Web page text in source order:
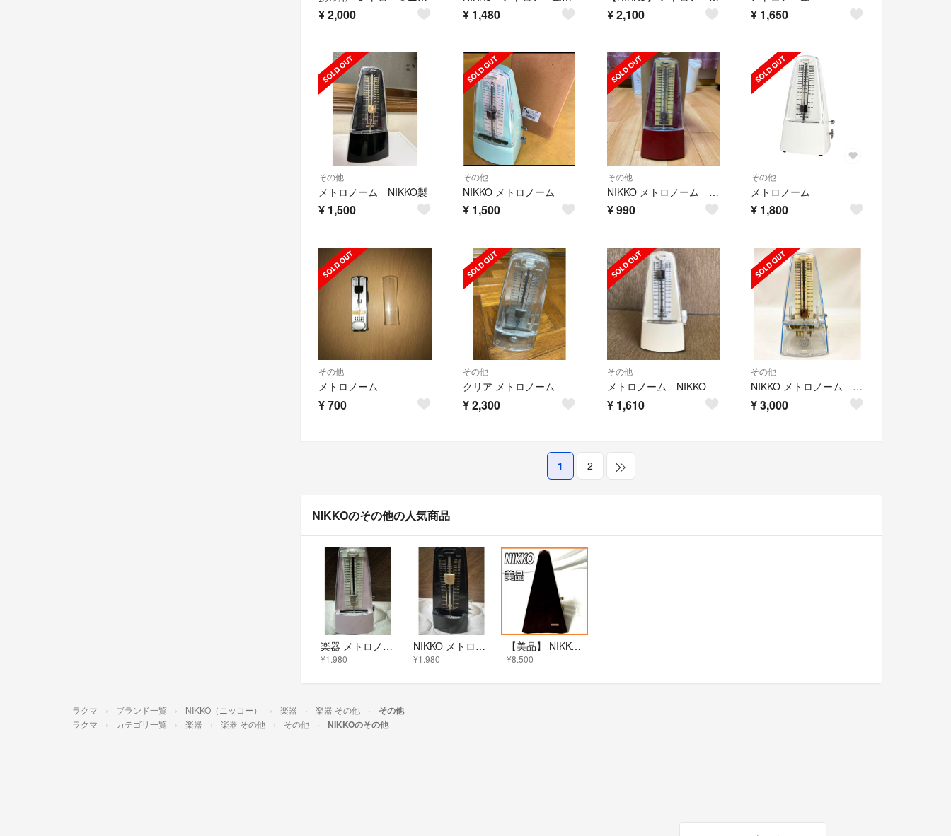
¥2,000 ¥ 1,480 ¥2,100 ¥ 1,650
その他
メトロノーム NIKKO製
¥ 1,500
その他
NIKKO メトロノーム
¥ 1,500
その他
NIKKO メトロノーム レッド
¥990
その他
メトロノーム
¥ 1,800
その他
メトロノーム
¥700
その他
クリア メトロノーム
¥2,300
その他
メトロノーム NIKKO
¥ 1,610
その他
NIKKO メトロノーム ラミエールクリア スケルトン
¥3,000
1 2
NIKKOのその他の人気商品
楽器 メトロノーム 機械巻き 美品
¥1,980
NIKKO メトロノーム アナログ 40-208 BPM
¥1,980
【美品】 NIKKO メトロノーム 木製レギュラーシリーズ ゴールド 日工精機 Nikko Seiki
¥8,500
ラクマ ブランド一覧 NIKKO（ニッコー） 楽器 楽器 その他 その他
ラクマ カテゴリ一覧 楽器 楽器 その他 その他 NIKKOのその他